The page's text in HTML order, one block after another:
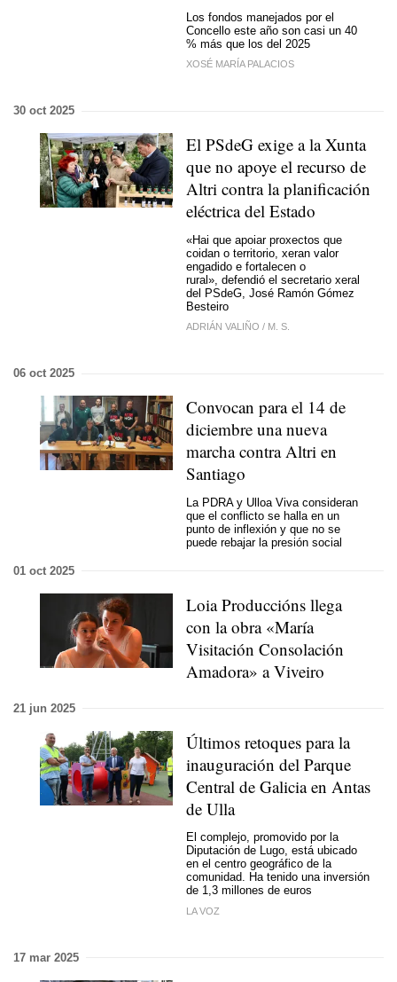
Los fondos manejados por el
Concello este año son casi un 40
% más que los del 2025
XOSÉ MARÍA PALACIOS
30 oct 2025
El PSdeG exige a la Xunta
que no apoye el recurso de
Altri contra la planificación
eléctrica del Estado
«Hai que apoiar proxectos que
coidan o territorio, xeran valor
engadido e fortalecen o
rural», defendió el secretario xeral
del PSdeG, José Ramón Gómez
Besteiro
ADRIÁN VALIÑO / M. S.
06 oct 2025
Convocan para el 14 de
diciembre una nueva
marcha contra Altri en
Santiago
La PDRA y Ulloa Viva consideran
que el conflicto se halla en un
punto de inflexión y que no se
puede rebajar la presión social
01 oct 2025
Loia Produccións llega
con la obra «María
Visitación Consolación
Amadora» a Viveiro
21 jun 2025
Últimos retoques para la
inauguración del Parque
Central de Galicia en Antas
de Ulla
El complejo, promovido por la
Diputación de Lugo, está ubicado
en el centro geográfico de la
comunidad. Ha tenido una inversión
de 1,3 millones de euros
LA VOZ
17 mar 2025